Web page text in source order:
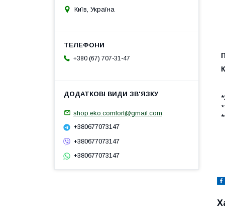
Київ, Україна
+380 (67) 707-31-47
shop.eko.comfort@gmail.com
+380677073147
+380677073147
+380677073147